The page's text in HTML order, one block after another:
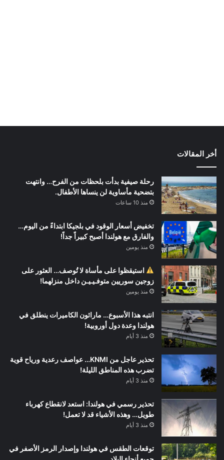
أخر المقالات
رحلة صيفية بدأت بلحظات من الفرح… وانتهت
بتضحية مأساوية لن ينساها الأطفال.
منذ 10 ساعات
تخفيض أسعار الوقود في بلجيكا ابتداءً من اليوم…
والفارق مع هولندا أصبح كبيراً جداً!
منذ يومين
استيقظوا على مأساة لا تُوصف… العثور على
زوجين سوريين متوفـيـيـن داخل منزلهما!
منذ يومين
انتبه هذا الأسبوع… ماراثون الكاميرات ينطلق في
هولندا وعدة دول أوروبية!
منذ 3 أيام
تحذير عاجل من KNMI… عواصف رعدية ورياح قوية
تضرب هذه المناطق الليلة!
منذ 3 أيام
تحذير رسمي في هولندا: استعد لانقطاع كهرباء
طويل… وهذه الأشياء قد لا تعمل!
منذ 3 أيام
توقعات الطقس في هولندا وإصدار الرمز الأصفر في